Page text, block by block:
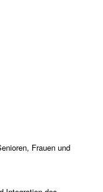
Frauen und